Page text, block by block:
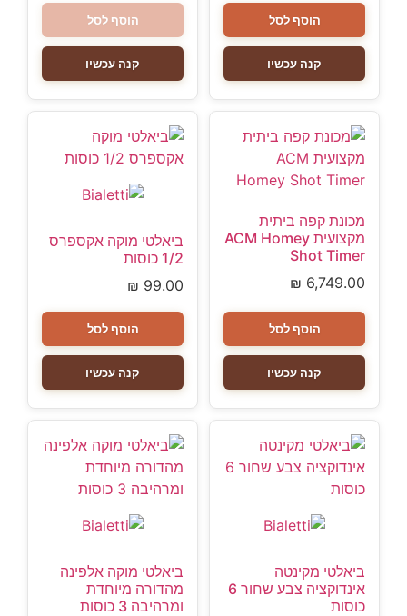
הוסף לסל
קנה עכשיו
הוסף לסל
קנה עכשיו
מכונת קפה ביתית
מקצועית ACM Homey
Shot Timer
₪ 6,749.00
הוסף לסל
קנה עכשיו
ביאלטי מוקה אקספרס
1/2 כוסות
₪ 99.00
הוסף לסל
קנה עכשיו
ביאלטי מקינטה
אינדוקציה צבע שחור 6
כוסות
ביאלטי מוקה אלפינה
מהדורה מיוחדת
ומרהיבה 3 כוסות